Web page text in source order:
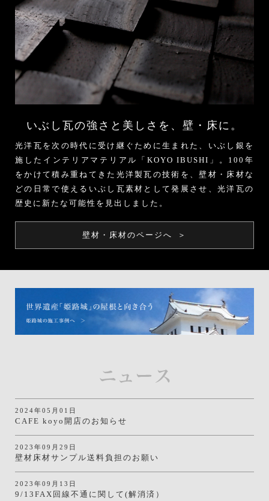
いぶし瓦の強さと 美しさを、壁・床に。
光洋瓦を次の時代に受け継ぐために生まれた、いぶし銀を
施したインテリアマテリアル「KOYO IBUSHI」。100年
をかけて積み重ねてきた光洋製瓦の技術を、壁材・床材な
どの日常で使えるいぶし瓦素材として発展させ、光洋瓦の
歴史に新たな可能性を見出しました。
壁材・床材のページへ ＞
2024年05月01日
CAFE koyo開店のお知らせ
2023年09月29日
壁材床材サンプル送料負担のお願い
2023年09月13日
9/13FAX回線不通に関して(解消済）